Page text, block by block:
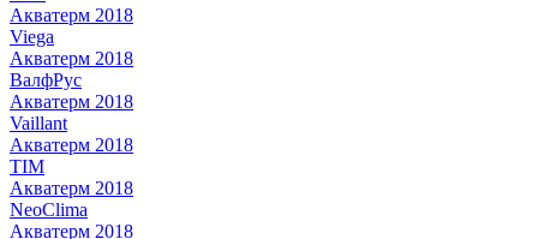
Акватерм 2018
Viega
Акватерм 2018
ВалфРус
Акватерм 2018
Vaillant
Акватерм 2018
TIM
Акватерм 2018
NeoClima
Акватерм 2018